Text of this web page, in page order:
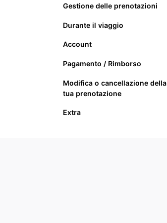
Gestione delle prenotazioni
Durante il viaggio
Account
Pagamento / Rimborso
Modifica o cancellazione della
tua prenotazione
Extra